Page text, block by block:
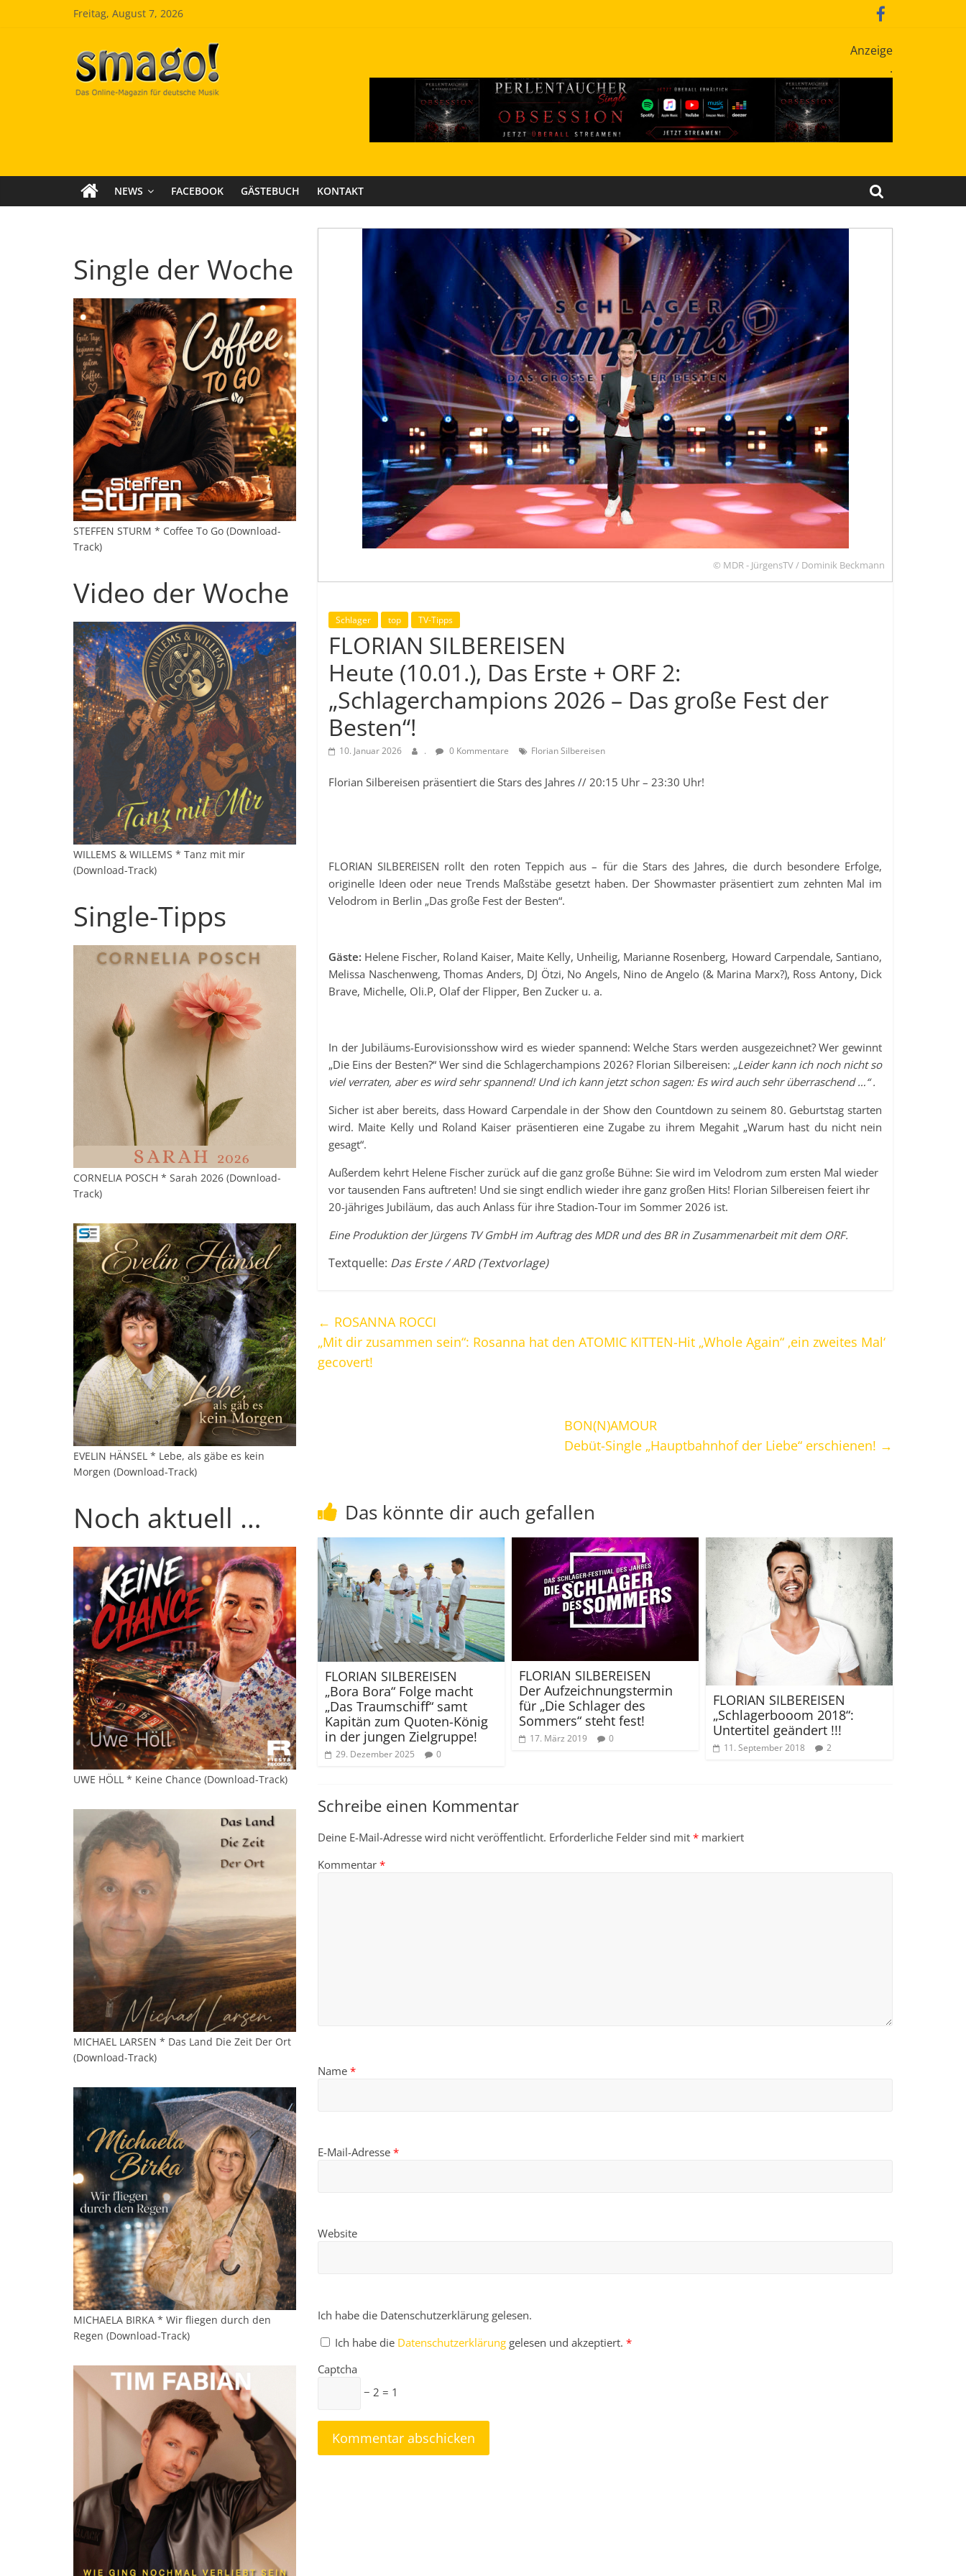
Freitag, August 7, 2026
Smago
SchlagerMAGazinOnline
Anzeige
.
NEWS FACEBOOK GÄSTEBUCH KONTAKT
© MDR - JürgensTV / Dominik Beckmann
Schlager top TV-Tipps
FLORIAN SILBEREISEN
Heute (10.01.), Das Erste + ORF 2:
„Schlagerchampions 2026 – Das große Fest der
Besten“!
10. Januar 2026 . 0 Kommentare Florian Silbereisen
Florian Silbereisen präsentiert die Stars des Jahres // 20:15 Uhr – 23:30 Uhr!
FLORIAN SILBEREISEN rollt den roten Teppich aus – für die Stars des Jahres, die durch besondere Erfolge,
originelle Ideen oder neue Trends Maßstäbe gesetzt haben. Der Showmaster präsentiert zum zehnten Mal im
Velodrom in Berlin „Das große Fest der Besten“.
Gäste: Helene Fischer, Roland Kaiser, Maite Kelly, Unheilig, Marianne Rosenberg, Howard Carpendale, Santiano,
Melissa Naschenweng, Thomas Anders, DJ Ötzi, No Angels, Nino de Angelo (& Marina Marx?), Ross Antony, Dick
Brave, Michelle, Oli.P, Olaf der Flipper, Ben Zucker u. a.
In der Jubiläums-Eurovisionsshow wird es wieder spannend: Welche Stars werden ausgezeichnet? Wer gewinnt
„Die Eins der Besten?“ Wer sind die Schlagerchampions 2026? Florian Silbereisen: „Leider kann ich noch nicht so
viel verraten, aber es wird sehr spannend! Und ich kann jetzt schon sagen: Es wird auch sehr überraschend …“ .
Sicher ist aber bereits, dass Howard Carpendale in der Show den Countdown zu seinem 80. Geburtstag starten
wird. Maite Kelly und Roland Kaiser präsentieren eine Zugabe zu ihrem Megahit „Warum hast du nicht nein
gesagt“.
Außerdem kehrt Helene Fischer zurück auf die ganz große Bühne: Sie wird im Velodrom zum ersten Mal wieder
vor tausenden Fans auftreten! Und sie singt endlich wieder ihre ganz großen Hits! Florian Silbereisen feiert ihr
20-jähriges Jubiläum, das auch Anlass für ihre Stadion-Tour im Sommer 2026 ist.
Eine Produktion der Jürgens TV GmbH im Auftrag des MDR und des BR in Zusammenarbeit mit dem ORF.
Textquelle: Das Erste / ARD (Textvorlage)
← ROSANNA ROCCI
„Mit dir zusammen sein“: Rosanna hat den ATOMIC KITTEN-Hit „Whole Again“ ‚ein zweites Mal‘
gecovert!
BON(N)AMOUR
Debüt-Single „Hauptbahnhof der Liebe“ erschienen! →
Das könnte dir auch gefallen
FLORIAN SILBEREISEN
„Bora Bora“ Folge macht
„Das Traumschiff“ samt
Kapitän zum Quoten-König
in der jungen Zielgruppe!
29. Dezember 2025 0
FLORIAN SILBEREISEN
Der Aufzeichnungstermin
für „Die Schlager des
Sommers“ steht fest!
17. März 2019 0
FLORIAN SILBEREISEN
„Schlagerbooom 2018“:
Untertitel geändert !!!
11. September 2018 2
Schreibe einen Kommentar
Deine E-Mail-Adresse wird nicht veröffentlicht. Erforderliche Felder sind mit * markiert
Kommentar *
Name *
E-Mail-Adresse *
Website
Ich habe die Datenschutzerklärung gelesen.
Ich habe die Datenschutzerklärung gelesen und akzeptiert. *
Captcha
− 2 = 1
Single der Woche
STEFFEN STURM * Coffee To Go (Download-
Track)
Video der Woche
WILLEMS & WILLEMS * Tanz mit mir
(Download-Track)
Single-Tipps
CORNELIA POSCH * Sarah 2026 (Download-
Track)
EVELIN HÄNSEL * Lebe, als gäbe es kein
Morgen (Download-Track)
Noch aktuell …
UWE HÖLL * Keine Chance (Download-Track)
MICHAEL LARSEN * Das Land Die Zeit Der Ort
(Download-Track)
MICHAELA BIRKA * Wir fliegen durch den
Regen (Download-Track)